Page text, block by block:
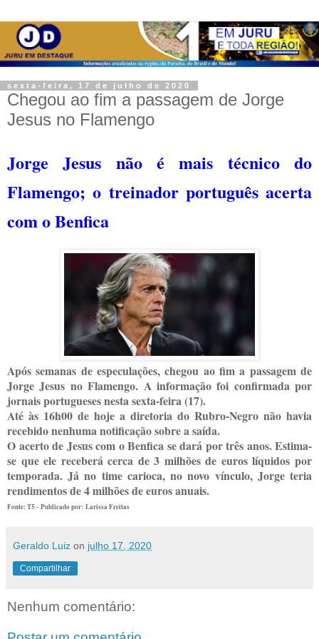
sexta-feira, 17 de julho de 2020
Chegou ao fim a passagem de Jorge
Jesus no Flamengo
Jorge Jesus não é mais técnico do
Flamengo; o treinador português acerta
com o Benfica
Após semanas de especulações, chegou ao fim a passagem de
Jorge Jesus no Flamengo. A informação foi confirmada por
jornais portugueses nesta sexta-feira (17).
Até às 16h00 de hoje a diretoria do Rubro-Negro não havia
recebido nenhuma notificação sobre a saída.
O acerto de Jesus com o Benfica se dará por três anos. Estima-
se que ele receberá cerca de 3 milhões de euros líquidos por
temporada. Já no time carioca, no novo vínculo, Jorge teria
rendimentos de 4 milhões de euros anuais.
Fonte: T5 - Publicado por: Larissa Freitas
Geraldo Luiz on julho 17, 2020
Compartilhar
Nenhum comentário: